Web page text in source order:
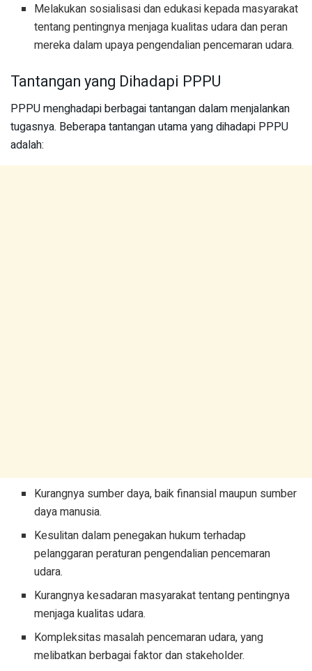
Melakukan sosialisasi dan edukasi kepada masyarakat
tentang pentingnya menjaga kualitas udara dan peran
mereka dalam upaya pengendalian pencemaran udara.
Tantangan yang Dihadapi PPPU
PPPU menghadapi berbagai tantangan dalam menjalankan
tugasnya. Beberapa tantangan utama yang dihadapi PPPU
adalah:
Kurangnya sumber daya, baik finansial maupun sumber
daya manusia.
Kesulitan dalam penegakan hukum terhadap
pelanggaran peraturan pengendalian pencemaran
udara.
Kurangnya kesadaran masyarakat tentang pentingnya
menjaga kualitas udara.
Kompleksitas masalah pencemaran udara, yang
melibatkan berbagai faktor dan stakeholder.